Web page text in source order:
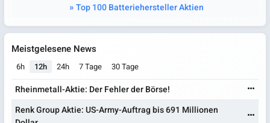
Top 100 Batteriehersteller Aktien
Meistgelesene News
6h 12h 24h 7 Tage 30 Tage
Rheinmetall-Aktie: Der Fehler der Börse!
Renk Group Aktie: US-Army-Auftrag bis 691 Millionen